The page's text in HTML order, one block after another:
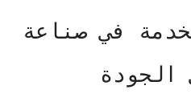
في صناعة
الجودة